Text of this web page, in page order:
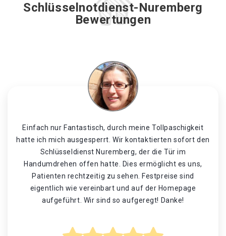
Schlüsselnotdienst-Nuremberg
Bewertungen
Einfach nur Fantastisch, durch meine Tollpaschigkeit
hatte ich mich ausgesperrt. Wir kontaktierten sofort den
Schlüsseldienst Nuremberg, der die Tür im
Handumdrehen offen hatte. Dies ermöglicht es uns,
Patienten rechtzeitig zu sehen. Festpreise sind
eigentlich wie vereinbart und auf der Homepage
aufgeführt. Wir sind so aufgeregt! Danke!